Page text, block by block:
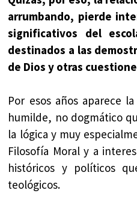
arrumbando, pierde
significativos del
destinados a las
de Dios y otras
Por esos años aparece
humilde, no dogmático
la lógica y muy
Filosofía Moral y a
históricos y políticos
teológicos.